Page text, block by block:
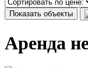
Показать объекты
Аренда